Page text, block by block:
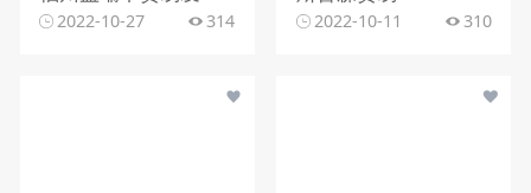
2022-10-27 314 2022-10-11 310